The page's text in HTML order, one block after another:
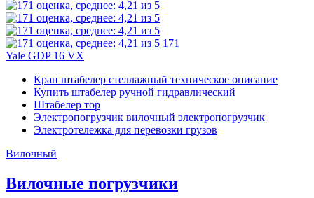
171
Yale GDP 16 VX
Кран штабелер стеллажный техническое описание
Купить штабелер ручной гидравлический
Штабелер тор
Электропогрузчик вилочный электропогрузчик
Электротележка для перевозки грузов
Вилочный
Вилочные погрузчики